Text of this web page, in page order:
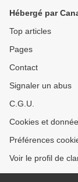
Hébergé par
Top articles
Pages
Contact
Signaler un abus
C.G.U.
Cookies et
Préférences
Voir le profil de